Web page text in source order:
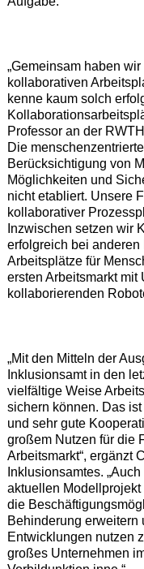
„Gemeinsam haben
kollaborativen
kenne kaum solch
Professor an der
Die
Berücksichtigung von
Möglichkeiten und
nicht etabliert. Unsere
kollaborativer
Inzwischen setzen wir
erfolgreich bei anderen
Arbeitsplätze für
ersten Arbeitsmarkt mit
kollaborierenden
„Mit den Mitteln der
Inklusionsamt in den
vielfältige Weise
sichern können. Das
und sehr gute
großem Nutzen für die
Arbeitsmarkt“, ergänzt
Inklusionsamtes.
aktuellen
die
Behinderung erweitern
Entwicklungen nutzen
großes Unternehmen